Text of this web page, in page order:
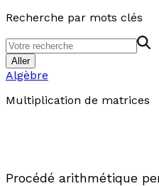
Recherche par mots clés
Aller
Algèbre
Multiplication de matrices
Procédé arithmétique